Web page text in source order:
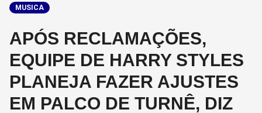
MUSICA
APÓS RECLAMAÇÕES,
EQUIPE DE HARRY STYLES
PLANEJA FAZER AJUSTES
EM PALCO DE TURNÊ, DIZ